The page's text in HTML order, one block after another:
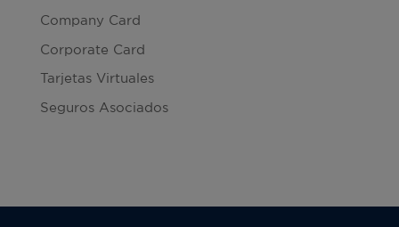
Company Card
Corporate Card
Tarjetas Virtuales
Seguros Asociados